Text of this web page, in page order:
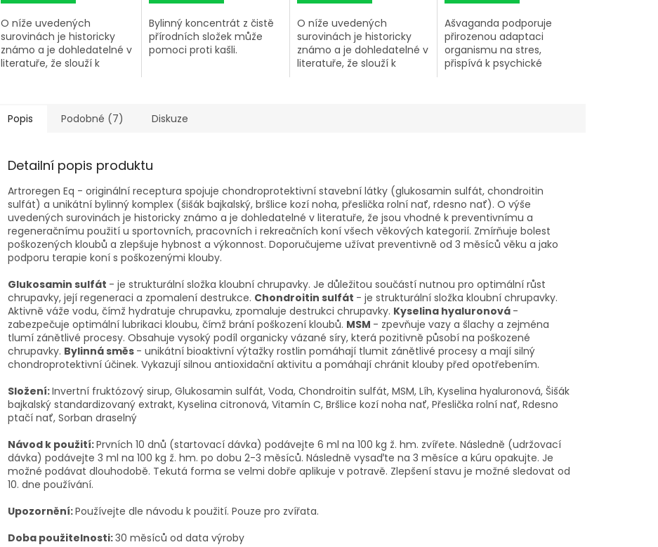
O níže uvedených
surovinách je historicky
známo a je dohledatelné v
literatuře, že slouží k
Bylinný koncentrát z čistě
přírodních složek může
pomoci proti kašli.
O níže uvedených
surovinách je historicky
známo a je dohledatelné v
literatuře, že slouží k
Ašvaganda podporuje
přirozenou adaptaci
organismu na stres,
přispívá k psychické
Popis Podobné (7) Diskuze
Detailní popis produktu
Artroregen Eq - originální receptura spojuje chondroprotektivní stavební látky (glukosamin sulfát, chondroitin
sulfát) a unikátní bylinný komplex (šišák bajkalský, bršlice kozí noha, přeslička rolní nať, rdesno nať). O výše
uvedených surovinách je historicky známo a je dohledatelné v literatuře, že jsou vhodné k preventivnímu a
regeneračnímu použití u sportovních, pracovních i rekreačních koní všech věkových kategorií. Zmírňuje bolest
poškozených kloubů a zlepšuje hybnost a výkonnost. Doporučujeme užívat preventivně od 3 měsíců věku a jako
podporu terapie koní s poškozenými klouby.
Glukosamin sulfát - je strukturální složka kloubní chrupavky. Je důležitou součástí nutnou pro optimální růst
chrupavky, její regeneraci a zpomalení destrukce. Chondroitin sulfát - je strukturální složka kloubní chrupavky.
Aktivně váže vodu, čímž hydratuje chrupavku, zpomaluje destrukci chrupavky. Kyselina hyaluronová -
zabezpečuje optimální lubrikaci kloubu, čímž brání poškození kloubů. MSM - zpevňuje vazy a šlachy a zejména
tlumí zánětlivé procesy. Obsahuje vysoký podíl organicky vázané síry, která pozitivně působí na poškozené
chrupavky. Bylinná směs - unikátní bioaktivní výtažky rostlin pomáhají tlumit zánětlivé procesy a mají silný
chondroprotektivní účinek. Vykazují silnou antioxidační aktivitu a pomáhají chránit klouby před opotřebením.
Složení:Invertní fruktózový sirup, Glukosamin sulfát, Voda, Chondroitin sulfát, MSM, Líh, Kyselina hyaluronová, Šišák
bajkalský standardizovaný extrakt, Kyselina citronová, Vitamín C, Bršlice kozí noha nať, Přeslička rolní nať, Rdesno
ptačí nať, Sorban draselný
Návod k použití:Prvních 10 dnů (startovací dávka) podávejte 6 ml na 100 kg ž. hm. zvířete. Následně (udržovací
dávka) podávejte 3 ml na 100 kg ž. hm. po dobu 2-3 měsíců. Následně vysaďte na 3 měsíce a kúru opakujte. Je
možné podávat dlouhodobě. Tekutá forma se velmi dobře aplikuje v potravě. Zlepšení stavu je možné sledovat od
10. dne používání.
Upozornění:Používejte dle návodu k použití. Pouze pro zvířata.
Doba použitelnosti:30 měsíců od data výroby